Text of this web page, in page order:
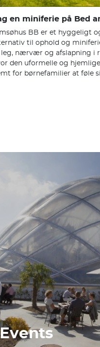
en miniferie på Bed
BB er et hyggeligt
til ophold og
nærvær og afslapning i
den uformelle og
for børnefamilier at føle
Events